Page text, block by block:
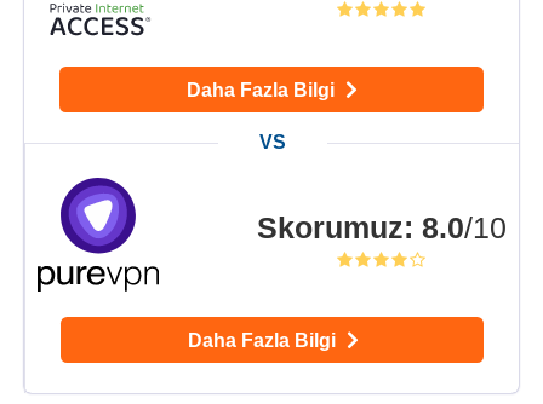
Daha Fazla Bilgi
Skorumuz: 8.0/10
Daha Fazla Bilgi